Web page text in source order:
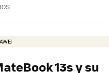
13s y su